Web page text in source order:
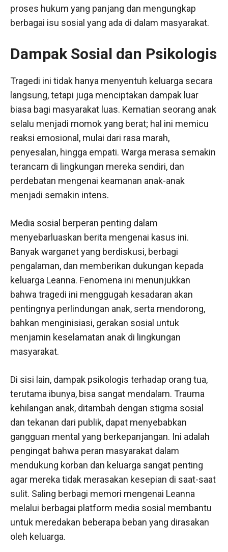
proses hukum yang panjang dan mengungkap
berbagai isu sosial yang ada di dalam masyarakat.
Dampak Sosial dan Psikologis
Tragedi ini tidak hanya menyentuh keluarga secara
langsung, tetapi juga menciptakan dampak luar
biasa bagi masyarakat luas. Kematian seorang anak
selalu menjadi momok yang berat; hal ini memicu
reaksi emosional, mulai dari rasa marah,
penyesalan, hingga empati. Warga merasa semakin
terancam di lingkungan mereka sendiri, dan
perdebatan mengenai keamanan anak-anak
menjadi semakin intens.
Media sosial berperan penting dalam
menyebarluaskan berita mengenai kasus ini.
Banyak warganet yang berdiskusi, berbagi
pengalaman, dan memberikan dukungan kepada
keluarga Leanna. Fenomena ini menunjukkan
bahwa tragedi ini menggugah kesadaran akan
pentingnya perlindungan anak, serta mendorong,
bahkan menginisiasi, gerakan sosial untuk
menjamin keselamatan anak di lingkungan
masyarakat.
Di sisi lain, dampak psikologis terhadap orang tua,
terutama ibunya, bisa sangat mendalam. Trauma
kehilangan anak, ditambah dengan stigma sosial
dan tekanan dari publik, dapat menyebabkan
gangguan mental yang berkepanjangan. Ini adalah
pengingat bahwa peran masyarakat dalam
mendukung korban dan keluarga sangat penting
agar mereka tidak merasakan kesepian di saat-saat
sulit. Saling berbagi memori mengenai Leanna
melalui berbagai platform media sosial membantu
untuk meredakan beberapa beban yang dirasakan
oleh keluarga.